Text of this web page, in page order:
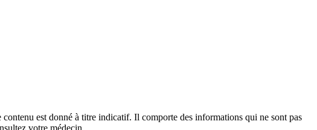
est donné à titre indicatif. Il comporte des informations qui ne sont pas